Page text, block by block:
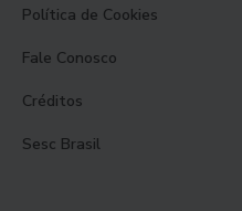
Política de Cookies
Fale Conosco
Créditos
Sesc Brasil